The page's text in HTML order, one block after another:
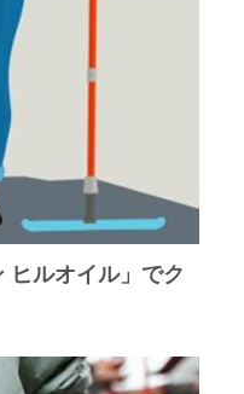
ヒルオイル」でク